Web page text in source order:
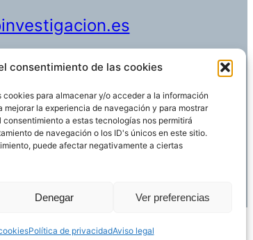
consentimiento de las cookies
para almacenar y/o acceder a la información
mejorar la experiencia de navegación y para mostrar
a estas tecnologías nos permitirá
de navegación o los ID's únicos en este sitio.
puede afectar negativamente a ciertas
Denegar Ver preferencias
Política de privacidadAviso legal
gracias aWordPress